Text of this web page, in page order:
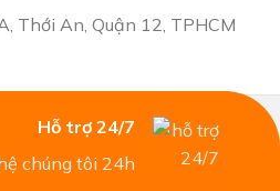
Thới An, Quận 12, TPHCM
Hỗ trợ 24/7
chúng tôi 24h